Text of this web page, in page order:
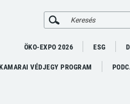
ÖKO-EXPO 2026 ESG
VÉDJEGY PROGRAM